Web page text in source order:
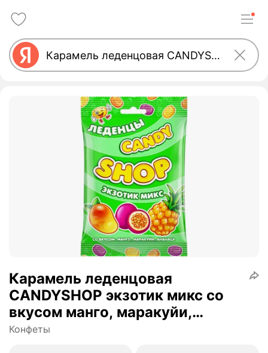
Карамель леденцовая
CANDYSHOP экзотик микс со
вкусом манго, маракуйи,
ананаса
Конфеты